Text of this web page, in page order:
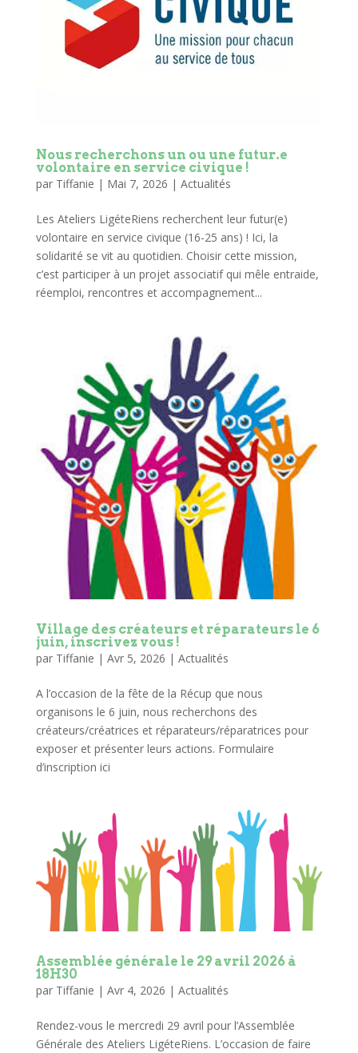
Nous recherchons un ou une futur.e
volontaire en service civique !
par Tiffanie | Mai 7, 2026 | Actualités
Les Ateliers LigéteRiens recherchent leur futur(e)
volontaire en service civique (16-25 ans) ! Ici, la
solidarité se vit au quotidien. Choisir cette mission,
c’est participer à un projet associatif qui mêle entraide,
réemploi, rencontres et accompagnement...
Village des créateurs et réparateurs le 6
juin, inscrivez vous !
par Tiffanie | Avr 5, 2026 | Actualités
A l’occasion de la fête de la Récup que nous
organisons le 6 juin, nous recherchons des
créateurs/créatrices et réparateurs/réparatrices pour
exposer et présenter leurs actions. Formulaire
d’inscription ici
Assemblée générale le 29 avril 2026 à
18H30
par Tiffanie | Avr 4, 2026 | Actualités
Rendez-vous le mercredi 29 avril pour l’Assemblée
Générale des Ateliers LigéteRiens. L’occasion de faire